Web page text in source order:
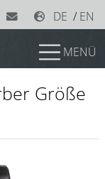
DE / EN
MENÜ
Größe